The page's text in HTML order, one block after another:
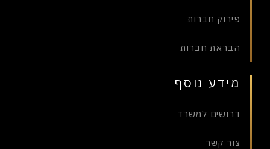
פירוק חברות
הבראת חברות
מידע נוסף
דרושים למשרד
צור קשר